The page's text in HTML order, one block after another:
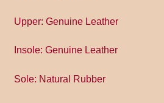
Upper: Genuine Leather
Insole: Genuine Leather
Sole: Natural Rubber